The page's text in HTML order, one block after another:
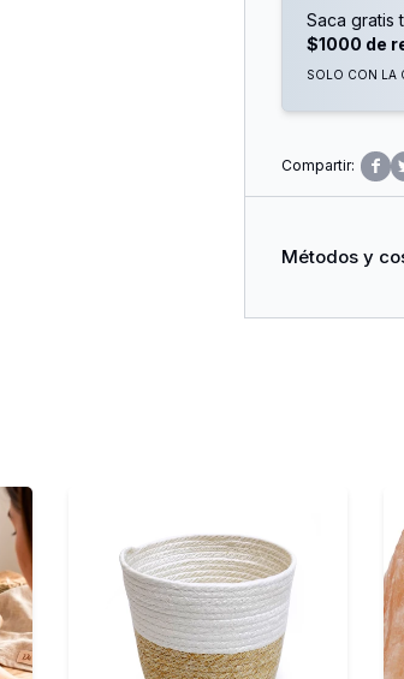
Saca gratis
$1000 de
SOLO CON LA

Métodos y